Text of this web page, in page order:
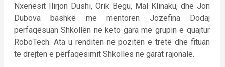
Nxënësit Ilirjon Dushi, Orik Begu, Mal Klinaku, dhe Jon
Dubova bashkë me mentoren Jozefina Dodaj
përfaqësuan Shkollën në këto gara me grupin e quajtur
RoboTech. Ata u renditen në pozitën e tretë dhe fituan
të drejtën e përfaqësimit Shkollës në garat rajonale.